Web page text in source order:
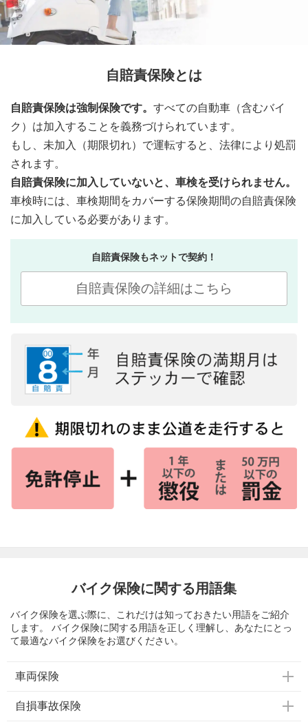
自賠責保険とは
自賠責保険は強制保険です。 すべての自動車（含むバイ
ク）は加入することを義務づけられています。
もし、未加入（期限切れ）で運転すると、法律により処罰
されます。
自賠責保険に加入していないと、車検を受けられません。
車検時には、車検期間をカバーする保険期間の自賠責保険
に加入している必要があります。
自賠責保険もネットで契約！
自賠責保険の詳細はこちら
バイク保険に関する用語集
バイク保険を選ぶ際に、これだけは知っておきたい用語をご紹介
します。 バイク保険に関する用語を正しく理解し、あなたにとっ
て最適なバイク保険をお選びください。
車両保険
自損事故保険